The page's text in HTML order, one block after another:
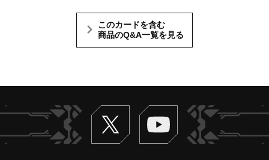
このカードを含む
商品のQ&A一覧を見る
Twitter ヴァンガードch